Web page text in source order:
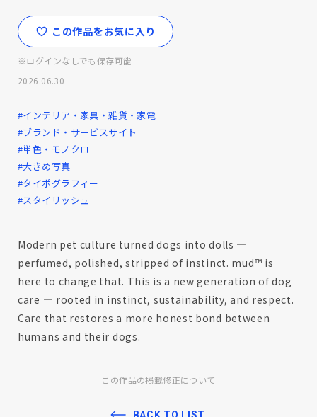
この作品をお気に入り
※ログインなしでも保存可能
2026.06.30
#インテリア・家具・雑貨・家電
#ブランド・サービスサイト
#単色・モノクロ
#大きめ写真
#タイポグラフィー
#スタイリッシュ
Modern pet culture turned dogs into dolls —
perfumed, polished, stripped of instinct. mud™ is
here to change that. This is a new generation of dog
care — rooted in instinct, sustainability, and respect.
Care that restores a more honest bond between
humans and their dogs.
この作品の掲載修正について